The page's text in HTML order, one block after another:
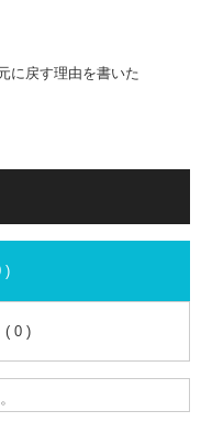
に戻す理由を書いた
)
( 0 )